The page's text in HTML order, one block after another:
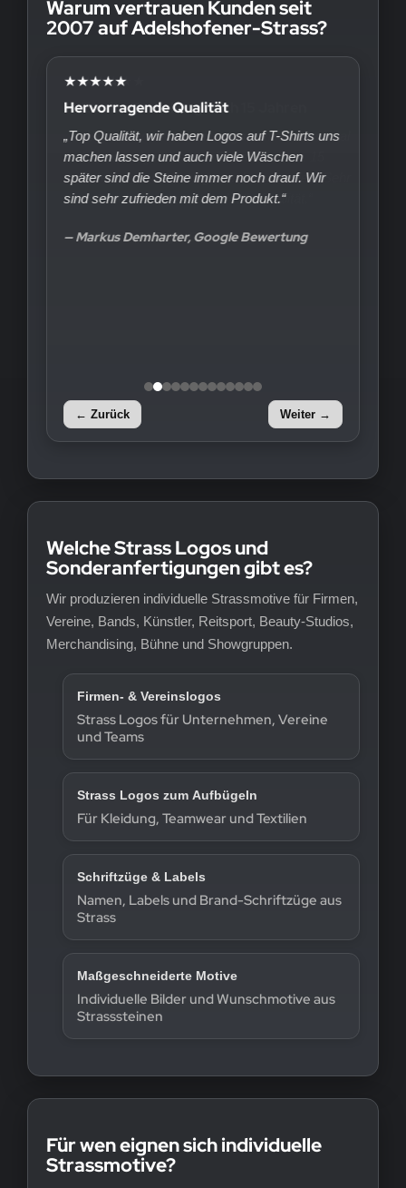
Warum vertrauen Kunden seit
2007 auf Adelshofener-Strass?
★★★★★
Hervorragende Qualität
„Top Qualität, wir haben Logos auf T-Shirts uns
machen lassen und auch viele Wäschen
später sind die Steine immer noch drauf. Wir
sind sehr zufrieden mit dem Produkt.“
— Markus Demharter, Google Bewertung
← Zurück Weiter →
Welche Strass Logos und
Sonderanfertigungen gibt es?
Wir produzieren individuelle Strassmotive für Firmen,
Vereine, Bands, Künstler, Reitsport, Beauty-Studios,
Merchandising, Bühne und Showgruppen.
Firmen- & Vereinslogos
Strass Logos für Unternehmen, Vereine
und Teams
Strass Logos zum Aufbügeln
Für Kleidung, Teamwear und Textilien
Schriftzüge & Labels
Namen, Labels und Brand-Schriftzüge aus
Strass
Maßgeschneiderte Motive
Individuelle Bilder und Wunschmotive aus
Strasssteinen
Für wen eignen sich individuelle
Strassmotive?